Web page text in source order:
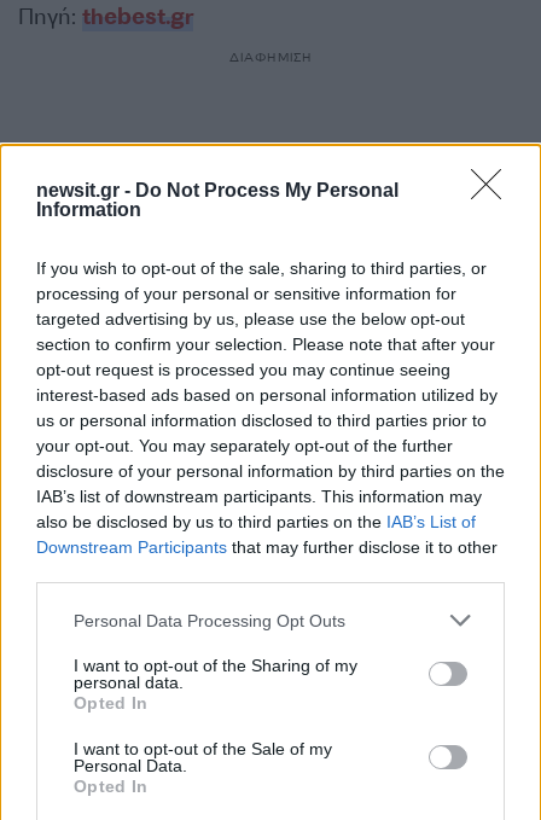
newsit.gr - Do Not Process My Personal
Information
If you wish to opt-out of the sale, sharing to third parties, or
processing of your personal or sensitive information for
targeted advertising by us, please use the below opt-out
section to confirm your selection. Please note that after your
opt-out request is processed you may continue seeing
interest-based ads based on personal information utilized by
us or personal information disclosed to third parties prior to
your opt-out. You may separately opt-out of the further
disclosure of your personal information by third parties on the
IAB’s list of downstream participants. This information may
also be disclosed by us to third parties on the IAB’s List of
Downstream Participants that may further disclose it to other
Please note that this website/app uses one or more Google
not limited to your visit or usage behaviour. You may click to
grant or deny consent to Google and its third-party tags to
use your data for below specified purposes in below Google
consent section.
Personal Data Processing Opt Outs
I want to opt-out of the Sharing of my
personal data.
Opted In
I want to opt-out of the Sale of my
Personal Data.
Opted In
Πηγή: thebest.gr
ΔΙΑΦΗΜΙΣΗ
Αν τα χάσατε
Δολοφονία Βρετανίδας
στην Κυψέλη: Οι δύο
συζύγου του 26χρονου
Αφγανού – Το στίγμα του
κινητού, η θεία από την
Μυστράς: Παθολογικά
για τον θάνατο του
90χρονου, που